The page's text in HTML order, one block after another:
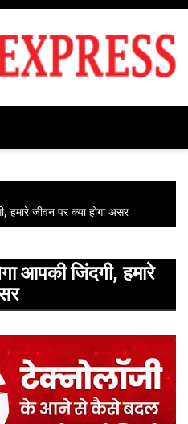
जीवन पर क्या होगा असर
आपकी जिंदगी, हमारे